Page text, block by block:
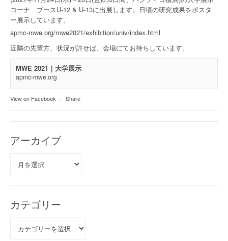
コーナ ブースU-12 & U-13に出展します。日頃の研究成果をポスタ
ー展示しています。
apmc-mwe.org/mwe2021/exhibition/univ/index.html
近隣の先輩方、状況が許せば、会場にてお待ちしています。
MWE 2021｜大学展示
apmc-mwe.org
View on Facebook · Share
アーカイブ
カテゴリー